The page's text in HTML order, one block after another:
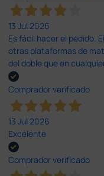
13 Jul 2026
Es fácil hacer el pedido.
otras plataformas de
del doble que en
Comprador verificado
13 Jul 2026
Excelente
Comprador verificado